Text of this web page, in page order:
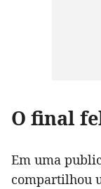
O final
Em uma
compartilhou